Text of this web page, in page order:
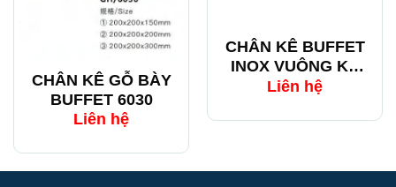
CHÂN KÊ GỖ BÀY
BUFFET 6030
Liên hệ
CHÂN KÊ BUFFET
INOX VUÔNG KẺ
SỌC
Liên hệ